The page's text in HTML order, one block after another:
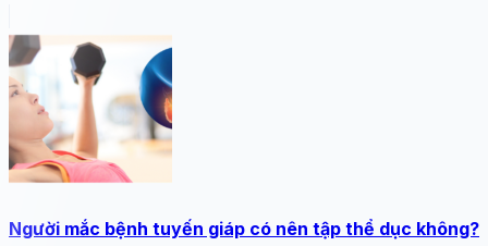
Người mắc bệnh tuyến giáp có nên tập thể dục không?